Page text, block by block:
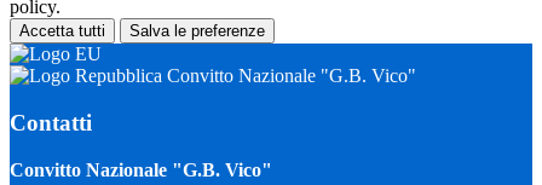
policy.
Accetta tutti Salva le preferenze
Convitto Nazionale "G.B. Vico"
Contatti
Convitto Nazionale "G.B. Vico"